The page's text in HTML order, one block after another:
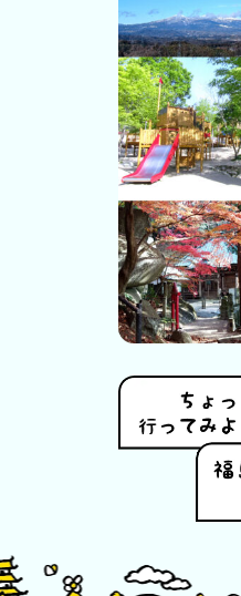
パン
レジャー・ス
ツ施設
脱毛
その他
幼稚園